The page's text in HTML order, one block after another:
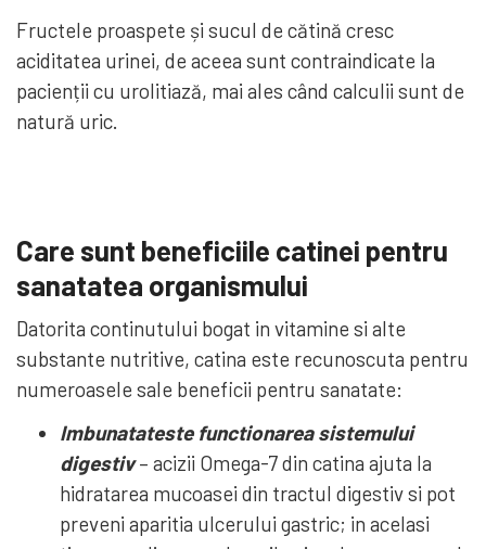
Fructele proaspete și sucul de cătină cresc
aciditatea urinei, de aceea sunt contraindicate la
pacienții cu urolitiază, mai ales când calculii sunt de
natură uric.
Care sunt beneficiile catinei pentru
sanatatea organismului
Datorita continutului bogat in vitamine si alte
substante nutritive, catina este recunoscuta pentru
numeroasele sale beneficii pentru sanatate:
Imbunatateste functionarea sistemului
digestiv– acizii Omega-7 din catina ajuta la
hidratarea mucoasei din tractul digestiv si pot
preveni aparitia ulcerului gastric; in acelasi